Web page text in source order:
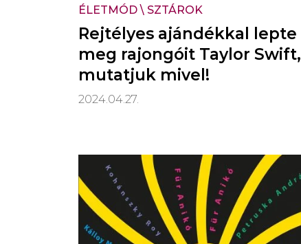
ÉLETMÓD\ SZTÁROK
Rejtélyes ajándékkal lepte
meg rajongóit Taylor Swift,
mutatjuk mivel!
2024.04.27.